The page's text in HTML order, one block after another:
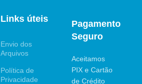
Links úteis
Envio dos
Arquivos
Política de
Privacidade
Pagamento
Seguro
Aceitamos
PIX e Cartão
de Crédito